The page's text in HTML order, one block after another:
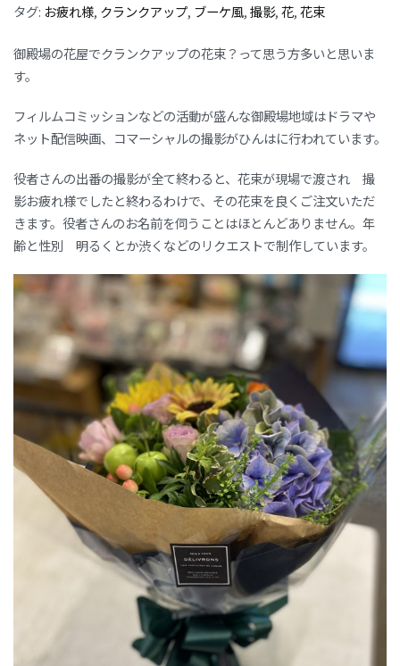
タグ: お疲れ様, クランクアップ, ブーケ風,撮影,花,花束
御殿場の花屋でクランクアップの花束？って思う方多いと思いま
す。
フィルムコミッションなどの活動が盛んな御殿場地域はドラマや
ネット配信映画、コマーシャルの撮影がひんはに行われています。
役者さんの出番の撮影が全て終わると、花束が現場で渡され 撮
影お疲れ様でしたと終わるわけで、その花束を良くご注文いただ
きます。役者さんのお名前を伺うことはほとんどありません。年
齢と性別 明るくとか渋くなどのリクエストで制作しています。